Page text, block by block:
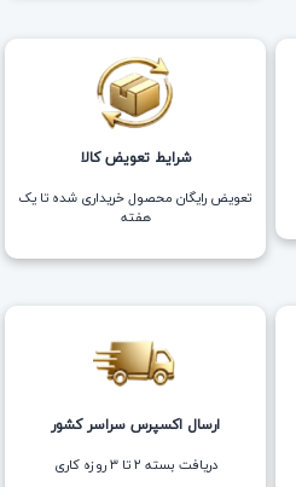
شرایط تعویض کالا
تعویض رایگان محصول خریداری شده تا یک
هفته
ارسال اکسپرس سراسر کشور
دریافت بسته ۲ تا ۳ روزه کاری